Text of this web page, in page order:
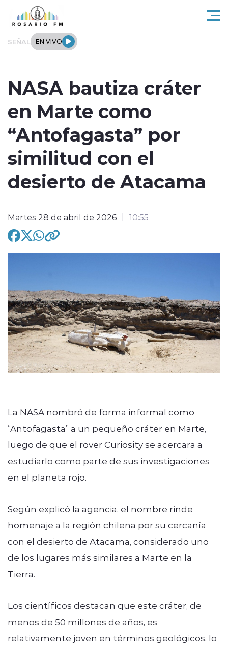
Click acá para ir directamente al contenido
SEÑAL EN VIVO
Tendencias
Internacional
Entrevistas
modo claro
NASA bautiza cráter
en Marte como
“Antofagasta” por
similitud con el
desierto de Atacama
Martes 28 de abril de 2026 10:55
La NASA nombró de forma informal como
“Antofagasta” a un pequeño cráter en Marte,
luego de que el rover Curiosity se acercara a
estudiarlo como parte de sus investigaciones
en el planeta rojo.
Según explicó la agencia, el nombre rinde
homenaje a la región chilena por su cercanía
con el desierto de Atacama, considerado uno
de los lugares más similares a Marte en la
Tierra.
Los científicos destacan que este cráter, de
menos de 50 millones de años, es
relativamente joven en términos geológicos, lo